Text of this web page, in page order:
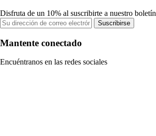
Disfruta de un 10% al suscribirte a nuestro boletín
Suscribirse
Mantente conectado
Encuéntranos en las redes sociales